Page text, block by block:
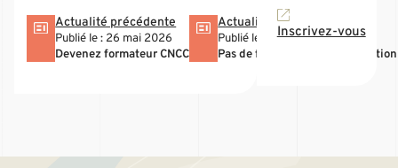
Actualité précédente
Publié le : 26 mai 2026
Devenez formateur CNCC
Actualité suivante
Publié le : 26 mai 2026
Pas de formation sans
Inscrivez-vous